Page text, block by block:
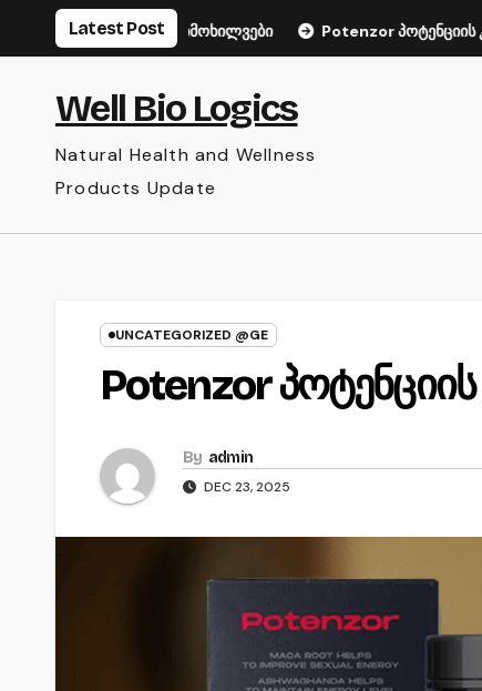
Latest Post
– ფასი და მიმოხილვები Potenzor პოტენციის
Well Bio Logics
Natural Health and Wellness
Products Update
UNCATEGORIZED @GE
Potenzor
By admin
DEC 23, 2025